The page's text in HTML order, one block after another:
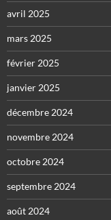
avril 2025
mars 2025
février 2025
janvier 2025
décembre 2024
novembre 2024
octobre 2024
septembre 2024
août 2024